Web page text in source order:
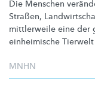
Die Menschen
Straßen,
mittlerweile eine der
einheimische
MNHN